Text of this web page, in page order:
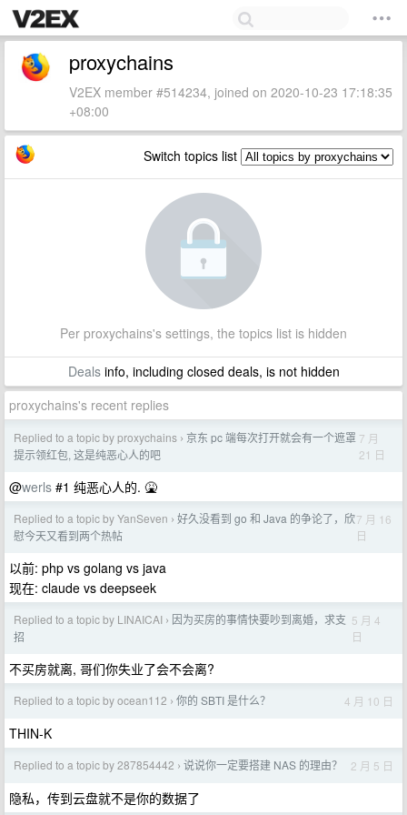
proxychains
V2EX member #514234, joined on 2020-10-23 17:18:35
+08:00
Switch topics list
Per proxychains's settings, the topics list is hidden
Dealsinfo, including closed deals, is not hidden
proxychains's recent replies
Replied to a topic by proxychains › 京东 pc 端每次打开就会有一个遮罩
提示领红包, 这是纯恶心人的吧
7 月
21 日
@werls #1 纯恶心人的. 🤮
Replied to a topic by YanSeven › 好久没看到 go 和 Java 的争论了，欣
慰今天又看到两个热帖
7 月 16
日
以前: php vs golang vs java
现在: claude vs deepseek
Replied to a topic by LINAICAI › 因为买房的事情快要吵到离婚，求支
招
5 月 4
日
不买房就离, 哥们你失业了会不会离?
Replied to a topic by ocean112 › 你的 SBTI 是什么？ 4 月 10 日
THIN-K
Replied to a topic by 287854442 › 说说你一定要搭建 NAS 的理由？ 2 月 5 日
隐私，传到云盘就不是你的数据了